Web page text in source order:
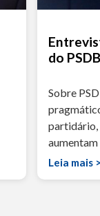
do
Sobre
partidário,
Leia mais